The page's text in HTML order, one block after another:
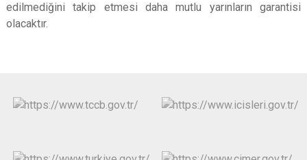
edilmediğini takip etmesi daha mutlu yarınların garantisi
olacaktır.